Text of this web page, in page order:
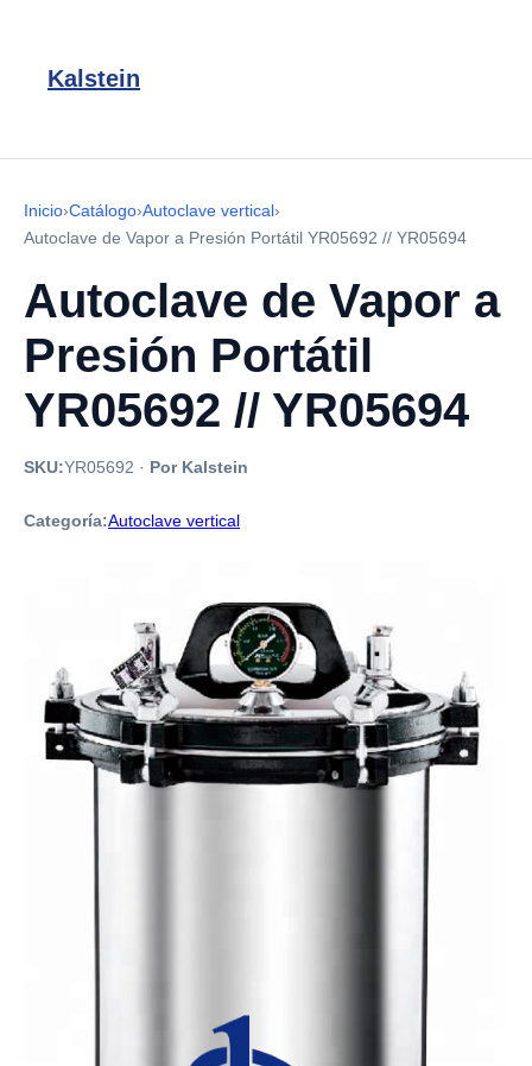
Kalstein
Inicio›Catálogo›Autoclave vertical›
Autoclave de Vapor a Presión Portátil YR05692 // YR05694
Autoclave de Vapor a
Presión Portátil
YR05692 // YR05694
SKU:YR05692 · Por Kalstein
Categoría:Autoclave vertical